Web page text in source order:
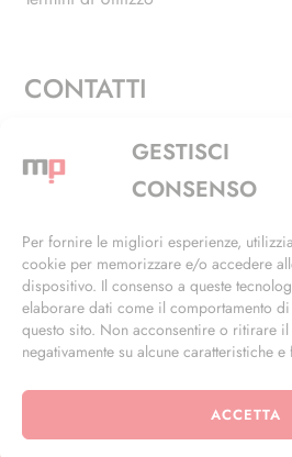
GESTISCI
CONSENSO
Per fornire le migliori esperienze,
cookie per memorizzare e/o accedere
dispositivo. Il consenso a queste
elaborare dati come il comportamento
questo sito. Non acconsentire o ritirare
negativamente su alcune caratteristiche
ACCETTA
CONTATTI
Via Alfieri, 27 - Trezzano Sul
+39 02 4846 3155
info@masterphil.it